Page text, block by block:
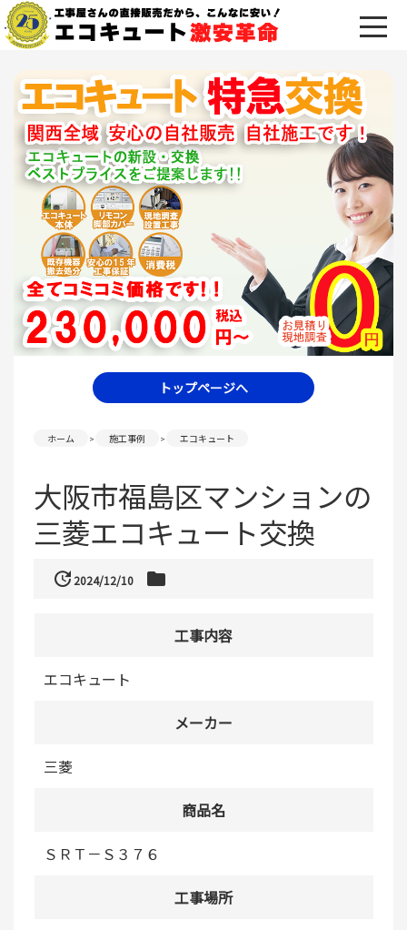
トップページへ
ホーム 施工事例 エコキュート
大阪市福島区マンションの
三菱エコキュート交換
update2024/12/10 folder
工事内容
エコキュート
メーカー
三菱
商品名
ＳＲＴ－Ｓ３７６
工事場所